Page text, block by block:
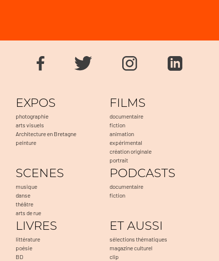
EXPOS
photographie
arts visuels
Architecture en Bretagne
peinture
FILMS
documentaire
fiction
animation
expérimental
création originale
portrait
SCENES
musique
danse
théâtre
arts de rue
PODCASTS
documentaire
fiction
LIVRES
littérature
poésie
BD
ET AUSSI
sélections thématiques
magazine culturel
clip